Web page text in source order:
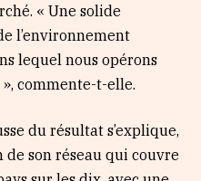
« Une solide
l’environnement
lequel nous opérons
commente-t-elle.
du résultat s’explique,
de son réseau qui couvre